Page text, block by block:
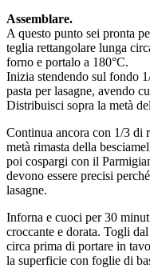
Assemblare.
A questo punto sei pronta
teglia rettangolare lunga
forno e portalo a 180°C.
Inizia stendendo sul fondo
pasta per lasagne, avendo
Distribuisci sopra la metà
Continua ancora con 1/3 di
metà rimasta della
poi cospargi con il
devono essere precisi
lasagne.
Inforna e cuoci per 30
croccante e dorata. Togli
circa prima di portare in
la superficie con foglie di